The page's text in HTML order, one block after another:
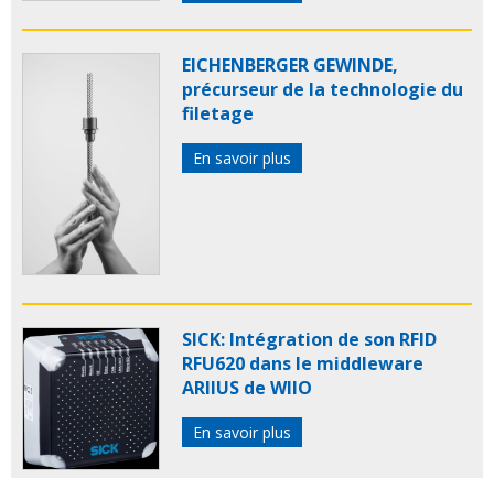
EICHENBERGER GEWINDE,
précurseur de la technologie du
filetage
En savoir plus
SICK: Intégration de son RFID
RFU620 dans le middleware
ARIIUS de WIIO
En savoir plus